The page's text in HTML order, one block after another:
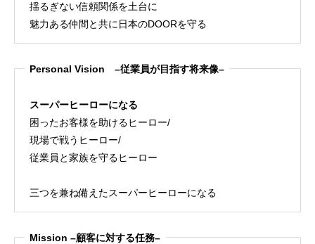
揺るぎない信頼関係を土台に
魅力ある仲間と共に日本のDOORを守る
Personal Vision –従業員が目指す将来像–
スーパーヒーローになる
困ったお客様を助けるヒーロー/
現場で戦うヒーロー/
従業員と家族を守るヒーロー
三つを兼ね備えたスーパーヒーローになる
Mission –顧客に対する任務–